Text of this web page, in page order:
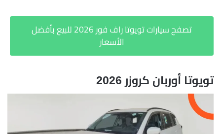
تصفح سيارات تويوتا راف فور 2026 للبيع بأفضل
الأسعار
تويوتا أوربان كروزر 2026